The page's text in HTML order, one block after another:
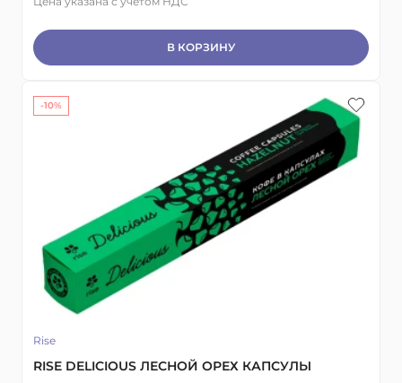
В КОРЗИНУ
Rise
RISE DELICIOUS ЛЕСНОЙ ОРЕХ КАПСУЛЫ
-10%